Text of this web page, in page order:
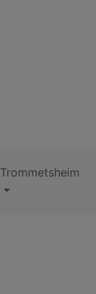
Trommetsheim